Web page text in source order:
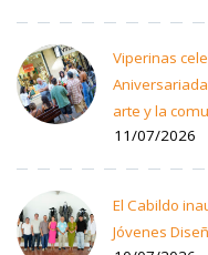
Viperinas
arte y la
11/07/2026
El Cabildo
Jóvenes